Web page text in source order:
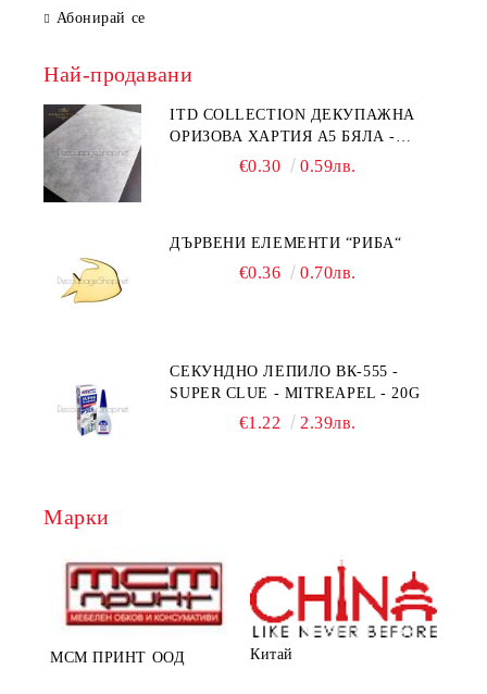
Абонирай се
Най-продавани
ITD COLLECTION ДЕКУПАЖНА
ОРИЗОВА ХАРТИЯ А5 БЯЛА -
€0.30 0.59лв.
ДЪРВЕНИ ЕЛЕМЕНТИ “РИБА“
€0.36 0.70лв.
СЕКУНДНО ЛЕПИЛО ВК-555 -
SUPER CLUE - MITREAPEL - 20G
€1.22 2.39лв.
Марки
МСМ ПРИНТ ООД Китай